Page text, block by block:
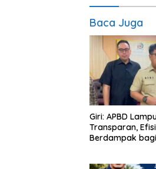
Baca Juga
Giri: APBD
Transparan,
Berdampak